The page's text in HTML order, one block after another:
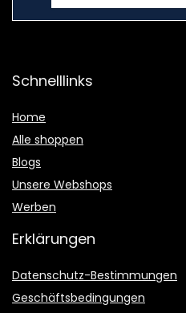
Schnelllinks
Home
Alle shoppen
Blogs
Unsere Webshops
Werben
Erklärungen
Datenschutz-Bestimmungen
Geschäftsbedingungen